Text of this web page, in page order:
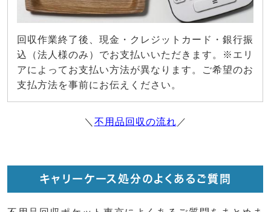
回収作業終了後、現金・クレジットカード・銀行振
込（法人様のみ）でお支払いいただきます。※エリ
アによってお支払い方法が異なります。ご希望のお
支払方法を事前にお伝えください。
＼ 不用品回収の流れ ／
キャリーケース処分のよくあるご質問